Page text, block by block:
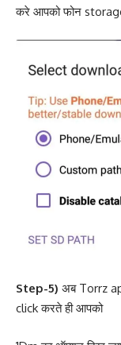
करे आपको फोन
Step-5) अब Torrz
click करते ही आपको